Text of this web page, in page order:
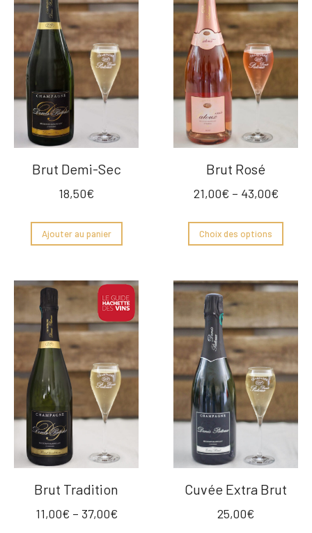
Brut Demi-Sec
18,50€
Ajouter au panier
Brut Rosé
21,00€ – 43,00€
Choix des options
Brut Tradition
11,00€ – 37,00€
Cuvée Extra Brut
25,00€